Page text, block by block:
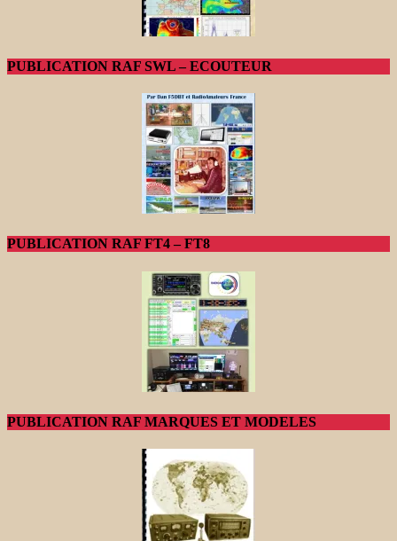
PUBLICATION RAF SWL – ECOUTEUR
PUBLICATION RAF FT4 – FT8
PUBLICATION RAF MARQUES ET MODELES